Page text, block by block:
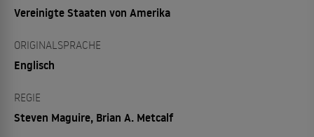
Vereinigte Staaten von Amerika
ORIGINALSPRACHE
Englisch
REGIE
Steven Maguire, Brian A. Metcalf